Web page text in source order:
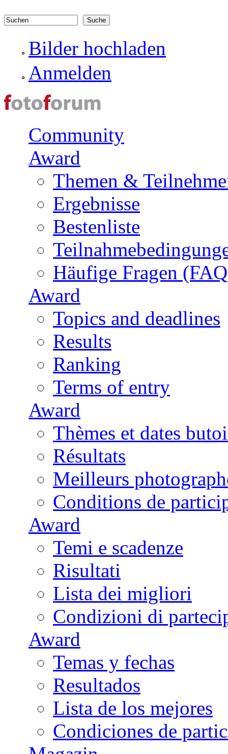
Suchformular
Suchen
Bilder hochladen
Anmelden
Community
Award
Themen &
Ergebnisse
Bestenliste
Häufige Fragen
Award
Topics and deadlines
Results
Ranking
Terms of entry
Award
Thèmes et dates
Résultats
Meilleurs
Conditions de
Award
Temi e scadenze
Risultati
Lista dei migliori
Condizioni di
Award
Temas y fechas
Resultados
Lista de los mejores
Condiciones de